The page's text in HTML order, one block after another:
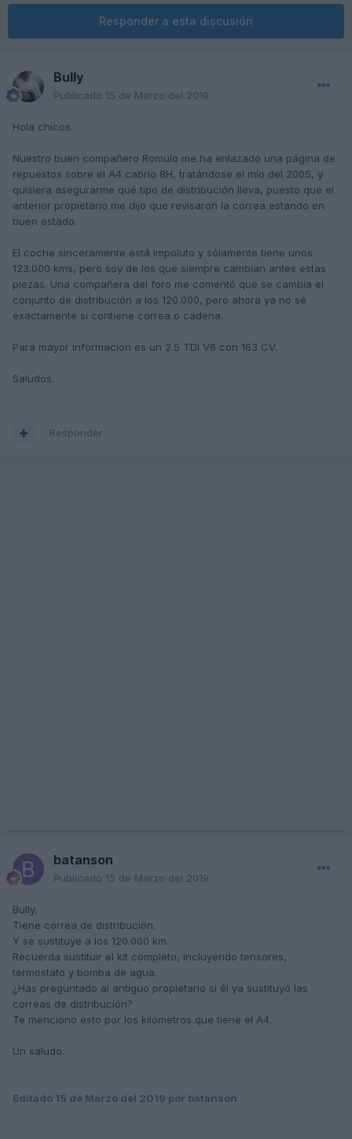
Responder a esta discusión
Bully
Publicado 15 de Marzo del 2019
Hola chicos.
Nuestro buen compañero Romulo me ha enlazado una página de
repuestos sobre el A4 cabrio 8H, tratándose el mío del 2005, y
quisiera asegurarme qué tipo de distribución lleva, puesto que el
anterior propietario me dijo que revisaron la correa estando en
buen estado.
El coche sinceramente está impoluto y sólamente tiene unos
123.000 kms, pero soy de los que siempre cambian antes estas
piezas. Una compañera del foro me comentó que se cambia el
conjunto de distribución a los 120.000, pero ahora ya no sé
exactamente si contiene correa o cadena.
Para mayor informacion es un 2.5 TDI V6 con 163 CV.
Saludos.
Responder
batanson
Publicado 15 de Marzo del 2019
Bully.
Tiene correa de distribución.
Y se sustituye a los 120.000 km.
Recuerda sustituir el kit completo, incluyendo tensores,
termostato y bomba de agua.
¿Has preguntado al antiguo propietario si él ya sustituyó las
correas de distribución?
Te menciono esto por los kilómetros que tiene el A4.
Un saludo.
Editado 15 de Marzo del 2019 por batanson